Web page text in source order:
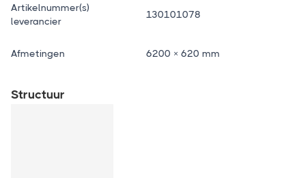
Artikelnummer(s)
leverancier
130101078
Afmetingen 6200 × 620 mm
Structuur